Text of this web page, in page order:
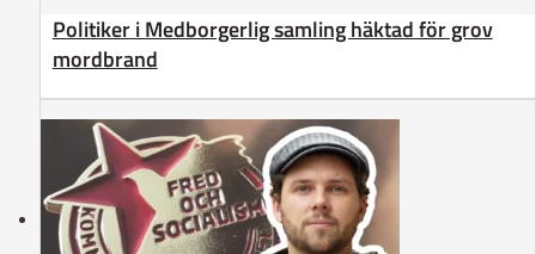
Politiker i Medborgerlig samling häktad för grov
mordbrand